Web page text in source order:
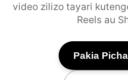
video zilizo tayari
Reels au
Pakia